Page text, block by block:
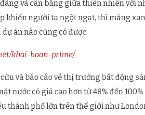
và cân bằng giữa thiên nhiên với
khiến người ta ngột ngạt, thì mảng
án nào cũng có được.
khai-hoan-prime/
và báo cáo về thị trường bất động
nước có giá cao hơn từ 48% đến 100%
thành phố lớn trên thế giới như